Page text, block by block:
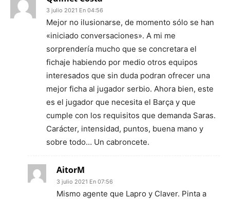
3 julio 2021 En 04:56
Mejor no ilusionarse, de momento sólo se han
«iniciado conversaciones». A mi me
sorprendería mucho que se concretara el
fichaje habiendo por medio otros equipos
interesados que sin duda podran ofrecer una
mejor ficha al jugador serbio. Ahora bien, este
es el jugador que necesita el Barça y que
cumple con los requisitos que demanda Saras.
Carácter, intensidad, puntos, buena mano y
sobre todo… Un cabroncete.
AitorM
3 julio 2021 En 07:56
Mismo agente que Lapro y Claver. Pinta a